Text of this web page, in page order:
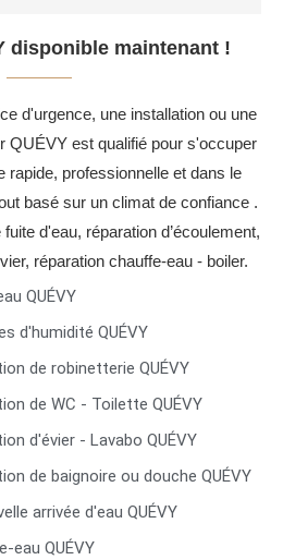
disponible maintenant !
d'urgence, une installation ou une
QUÉVY est qualifié pour s'occuper
rapide, professionnelle et dans le
basé sur un climat de confiance .
d'eau, réparation d’écoulement,
réparation chauffe-eau - boiler.
QUÉVY
d'humidité QUÉVY
de robinetterie QUÉVY
de WC - Toilette QUÉVY
d'évier - Lavabo QUÉVY
de baignoire ou douche QUÉVY
arrivée d'eau QUÉVY
eau QUÉVY